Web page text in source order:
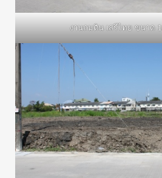
งานถมดิน เสรีไทย ขนาด